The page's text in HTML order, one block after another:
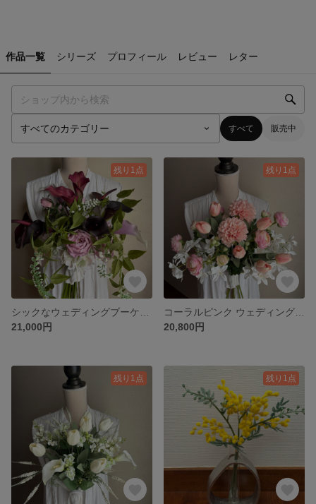
作品一覧 シリーズ プロフィール レビュー レター
すべて 販売中
残り1点
21,000円
残り1点
20,800円
残り1点 残り1点